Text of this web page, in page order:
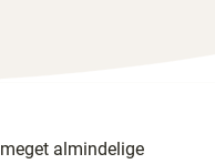
almindelige